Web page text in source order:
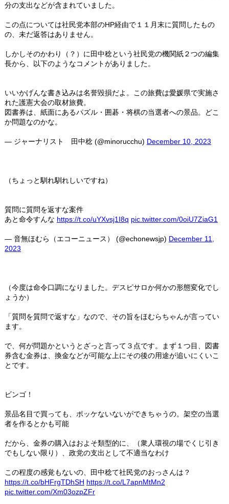
分の支出などが含まれていました。
この点については社民党本部のHP経由で１１月末に質問したもの
の、未だ返答はありません。
しかしそのかわり（？）に田中稔という社民党の機関紙２つの編集
長から、以下のようなコメントがありました。
いいかげんな書き込みは名誉毀損だよ。この旅費は愛媛県で実施さ
れた護憲大会の取材旅費。
図書券は、紙面にあるパズル・囲碁・将棋の当選者への景品。どこ
か問題なのかな。
— ジャーナリスト 田中稔 (@minorucchu) December 10, 2023
（ちょっと馴れ馴れしいですね）
質問に質問を返すな案件
あと命令すんな https://t.co/uYXvsj1I8q pic.twitter.com/0oiU7ZiaG1
— 音無ほむら（エコーニュース） (@echonewsjp) December 11,
2023
（今度は命令口調になりました。デスピサロか何かの形態変化でし
ょうか）
「質問を質問で返すな」なので、その旨をほむらちゃんが言ってい
ます。
で、何が問題かというとざっと言って３点です。まず１つ目、図書
券含む金券は、換金などが可能な上にその後の用途が追いにくいこ
とです。
ビンゴ！
景品名目で買っても、ポッケないないができちゃうの。架空の当選
者を作るとかも可能
だから、金券の購入はおよそ類型的に、（衆人環視の場でくじ引き
でもしない限り）、政党の支出として不適当なわけ
この程度の感覚もないの、田中稔て社民党のおっさんは？
https://t.co/bHFrgTDhSH https://t.co/L7apnMtMn2
pic.twitter.com/Xm03ozpZFr